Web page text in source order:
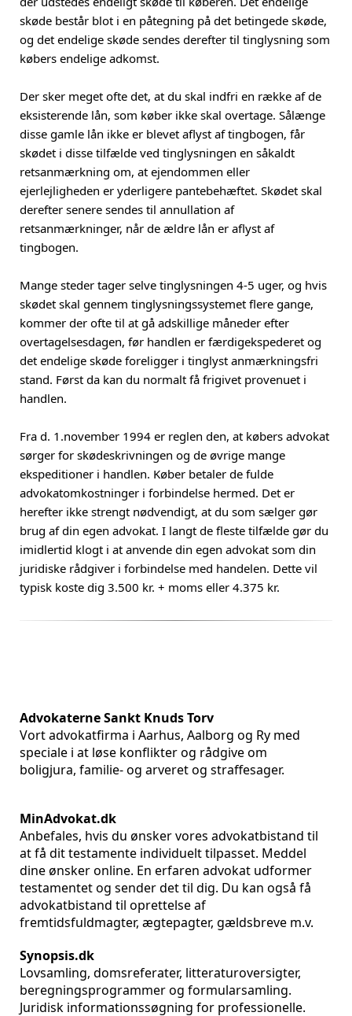
skøde består blot i en påtegning på det betingede skøde,
og det endelige skøde sendes derefter til tinglysning som
købers endelige adkomst.
Der sker meget ofte det, at du skal indfri en række af de
eksisterende lån, som køber ikke skal overtage. Sålænge
disse gamle lån ikke er blevet aflyst af tingbogen, får
skødet i disse tilfælde ved tinglysningen en såkaldt
retsanmærkning om, at ejendommen eller
ejerlejligheden er yderligere pantebehæftet. Skødet skal
derefter senere sendes til annullation af
retsanmærkninger, når de ældre lån er aflyst af
tingbogen.
Mange steder tager selve tinglysningen 4-5 uger, og hvis
skødet skal gennem tinglysningssystemet flere gange,
kommer der ofte til at gå adskillige måneder efter
overtagelsesdagen, før handlen er færdigekspederet og
det endelige skøde foreligger i tinglyst anmærkningsfri
stand. Først da kan du normalt få frigivet provenuet i
handlen.
Fra d. 1.november 1994 er reglen den, at købers advokat
sørger for skødeskrivningen og de øvrige mange
ekspeditioner i handlen. Køber betaler de fulde
advokatomkostninger i forbindelse hermed. Det er
herefter ikke strengt nødvendigt, at du som sælger gør
brug af din egen advokat. I langt de fleste tilfælde gør du
imidlertid klogt i at anvende din egen advokat som din
juridiske rådgiver i forbindelse med handelen. Dette vil
typisk koste dig 3.500 kr. + moms eller 4.375 kr.
Advokaterne Sankt Knuds Torv
Vort advokatfirma i Aarhus, Aalborg og Ry med
speciale i at løse konflikter og rådgive om
boligjura, familie- og arveret og straffesager.
MinAdvokat.dk
Anbefales, hvis du ønsker vores advokatbistand til
at få dit testamente individuelt tilpasset. Meddel
dine ønsker online. En erfaren advokat udformer
testamentet og sender det til dig. Du kan også få
advokatbistand til oprettelse af
fremtidsfuldmagter, ægtepagter, gældsbreve m.v.
Synopsis.dk
Lovsamling, domsreferater, litteraturoversigter,
beregningsprogrammer og formularsamling.
Juridisk informationssøgning for professionelle.